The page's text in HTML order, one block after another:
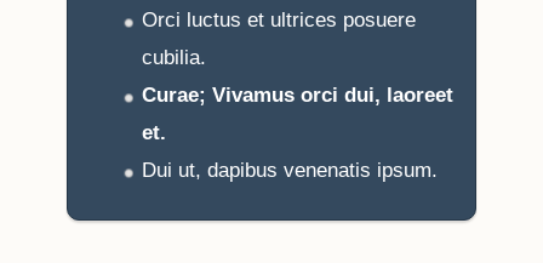
Orci luctus et ultrices posuere
cubilia.
Curae; Vivamus orci dui, laoreet
et.
Dui ut, dapibus venenatis ipsum.